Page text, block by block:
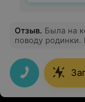
Отзыв. Была на
поводу родинки.
массу времени.
родным и